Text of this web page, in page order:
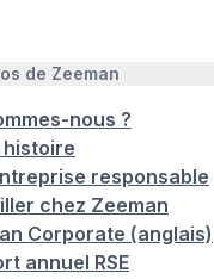
de Zeeman
nous ?
responsable
chez Zeeman
Corporate (anglais)
annuel RSE